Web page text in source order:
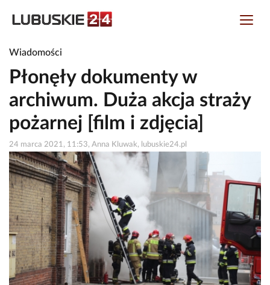
Wiadomości
Płonęły dokumenty w
archiwum. Duża akcja straży
pożarnej [film i zdjęcia]
24 marca 2021, 11:53, Anna Kluwak, lubuskie24.pl